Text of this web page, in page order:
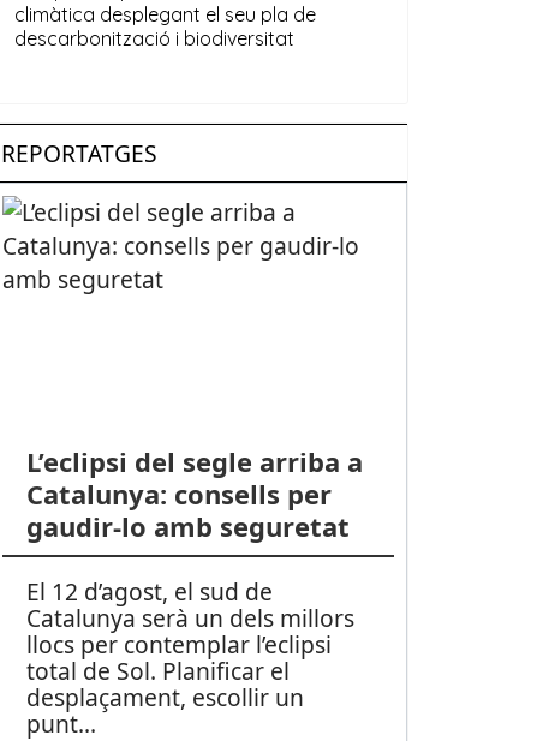
REPORTATGES
L’eclipsi del segle arriba a
Catalunya: consells per
gaudir-lo amb seguretat
El 12 d’agost, el sud de
Catalunya serà un dels millors
llocs per contemplar l’eclipsi
total de Sol. Planificar el
desplaçament, escollir un
punt...